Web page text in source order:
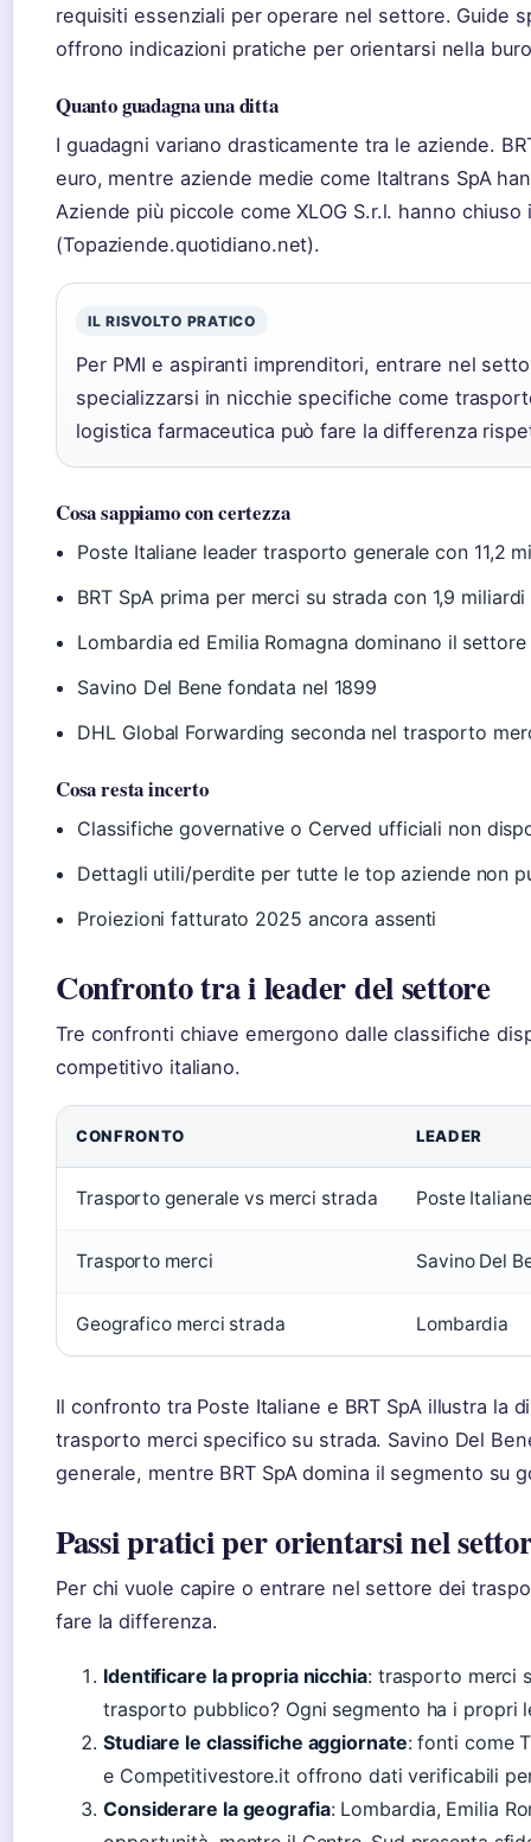
requisiti essenziali per operare nel settore. Guide
offrono indicazioni pratiche per orientarsi nella
Quanto guadagna una ditta
I guadagni variano drasticamente tra le aziende.
euro, mentre aziende medie come Italtrans SpA
Aziende più piccole come XLOG S.r.l. hanno
(Topaziende.quotidiano.net).
IL RISVOLTO PRATICO
Per PMI e aspiranti imprenditori, entrare nel
specializzarsi in nicchie specifiche come
logistica farmaceutica può fare la differenza
Cosa sappiamo con certezza
Poste Italiane leader trasporto generale con 11,2
BRT SpA prima per merci su strada con 1,9 miliardi
Lombardia ed Emilia Romagna dominano il settore
Savino Del Bene fondata nel 1899
DHL Global Forwarding seconda nel trasporto
Cosa resta incerto
Classifiche governative o Cerved ufficiali non
Dettagli utili/perdite per tutte le top aziende non
Proiezioni fatturato 2025 ancora assenti
Confronto tra i leader del settore
Tre confronti chiave emergono dalle classifiche
competitivo italiano.
CONFRONTO LEADER
Trasporto generale vs merci strada Poste
Trasporto merci Savino Del
Geografico merci strada Lombardia
Il confronto tra Poste Italiane e BRT SpA illustra la
trasporto merci specifico su strada. Savino Del
generale, mentre BRT SpA domina il segmento su
Passi pratici per orientarsi nel
Per chi vuole capire o entrare nel settore dei
fare la differenza.
Identificare la propria nicchia: trasporto merci
trasporto pubblico? Ogni segmento ha i propri
Studiare le classifiche aggiornate: fonti come
e Competitivestore.it offrono dati verificabili
Considerare la geografia: Lombardia, Emilia